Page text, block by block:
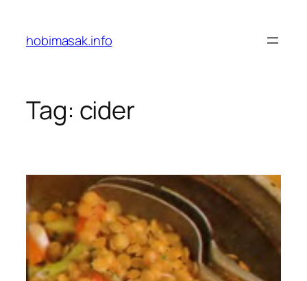
content
hobimasak.info
Tag: cider